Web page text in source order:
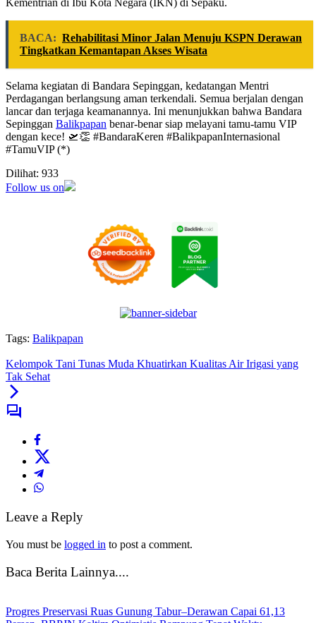
Kementrian di Ibu Kota Negara (IKN) di Sepaku.
BACA: Rehabilitasi Minor Jalan Menuju KSPN Derawan
Tingkatkan Kemantapan Akses Wisata
Selama kegiatan di Bandara Sepinggan, kedatangan Mentri
Perdagangan berlangsung aman terkendali. Semua berjalan dengan
lancar dan terjaga keamanannya. Ini menunjukkan bahwa Bandara
Sepinggan Balikpapan benar-benar siap melayani tamu-tamu VIP
dengan kece! 🛫👏 #BandaraKeren #BalikpapanInternasional
#TamuVIP (*)
Dilihat: 933
Follow us on
Tags: Balikpapan
Kelompok Tani Tunas Muda Khuatirkan Kualitas Air Irigasi yang
Tak Sehat
Leave a Reply
You must be logged in to post a comment.
Baca Berita Lainnya....
Progres Preservasi Ruas Gunung Tabur–Derawan Capai 61,13